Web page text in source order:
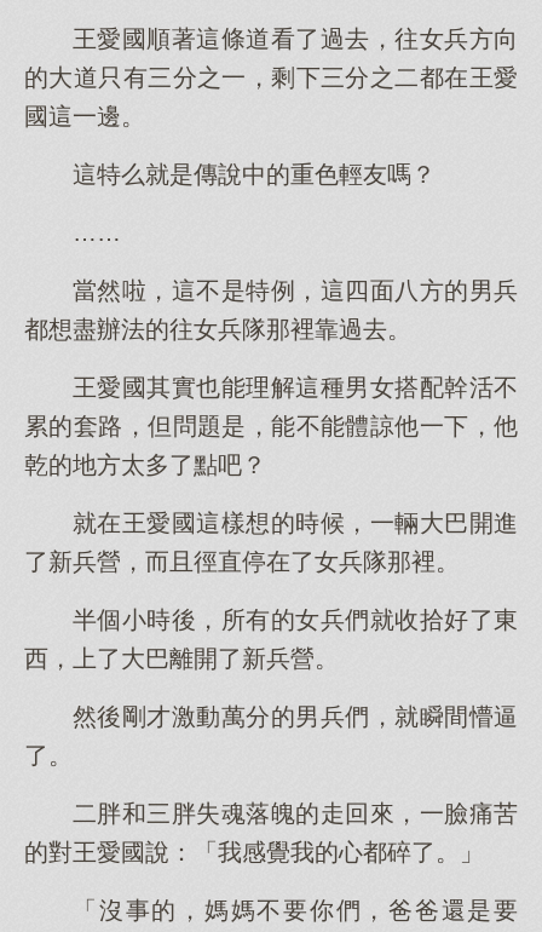
王愛國順著這條道看了過去，往女兵方向
的大道只有三分之一，剩下三分之二都在王愛
國這一邊。
這特么就是傳說中的重色輕友嗎？
……
當然啦，這不是特例，這四面八方的男兵
都想盡辦法的往女兵隊那裡靠過去。
王愛國其實也能理解這種男女搭配幹活不
累的套路，但問題是，能不能體諒他一下，他
乾的地方太多了點吧？
就在王愛國這樣想的時候，一輛大巴開進
了新兵營，而且徑直停在了女兵隊那裡。
半個小時後，所有的女兵們就收拾好了東
西，上了大巴離開了新兵營。
然後剛才激動萬分的男兵們，就瞬間懵逼
了。
二胖和三胖失魂落魄的走回來，一臉痛苦
的對王愛國說：「我感覺我的心都碎了。」
「沒事的，媽媽不要你們，爸爸還是要